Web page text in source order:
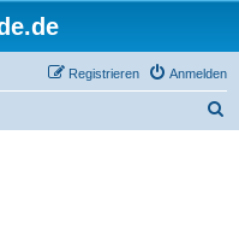
Anmelden
Registrieren